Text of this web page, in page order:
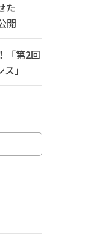
た
開
「第2回
」